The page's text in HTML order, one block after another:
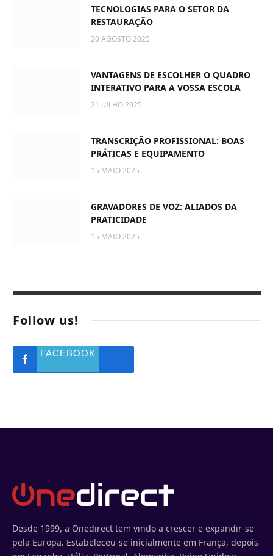
TECNOLOGIAS PARA O SETOR DA
RESTAURAÇÃO
20 AGOSTO 2025
VANTAGENS DE ESCOLHER O QUADRO
INTERATIVO PARA A VOSSA ESCOLA
21 JULHO 2025
TRANSCRIÇÃO PROFISSIONAL: BOAS
PRÁTICAS E EQUIPAMENTO
15 MAIO 2025
GRAVADORES DE VOZ: ALIADOS DA
PRATICIDADE
15 MAIO 2025
Follow us!
FACEBOOK
Desde 1999, a Onedirect tem vindo a crescer e expandir-se
pela Europa. Estabeleceu-se inicialmente em França, depois